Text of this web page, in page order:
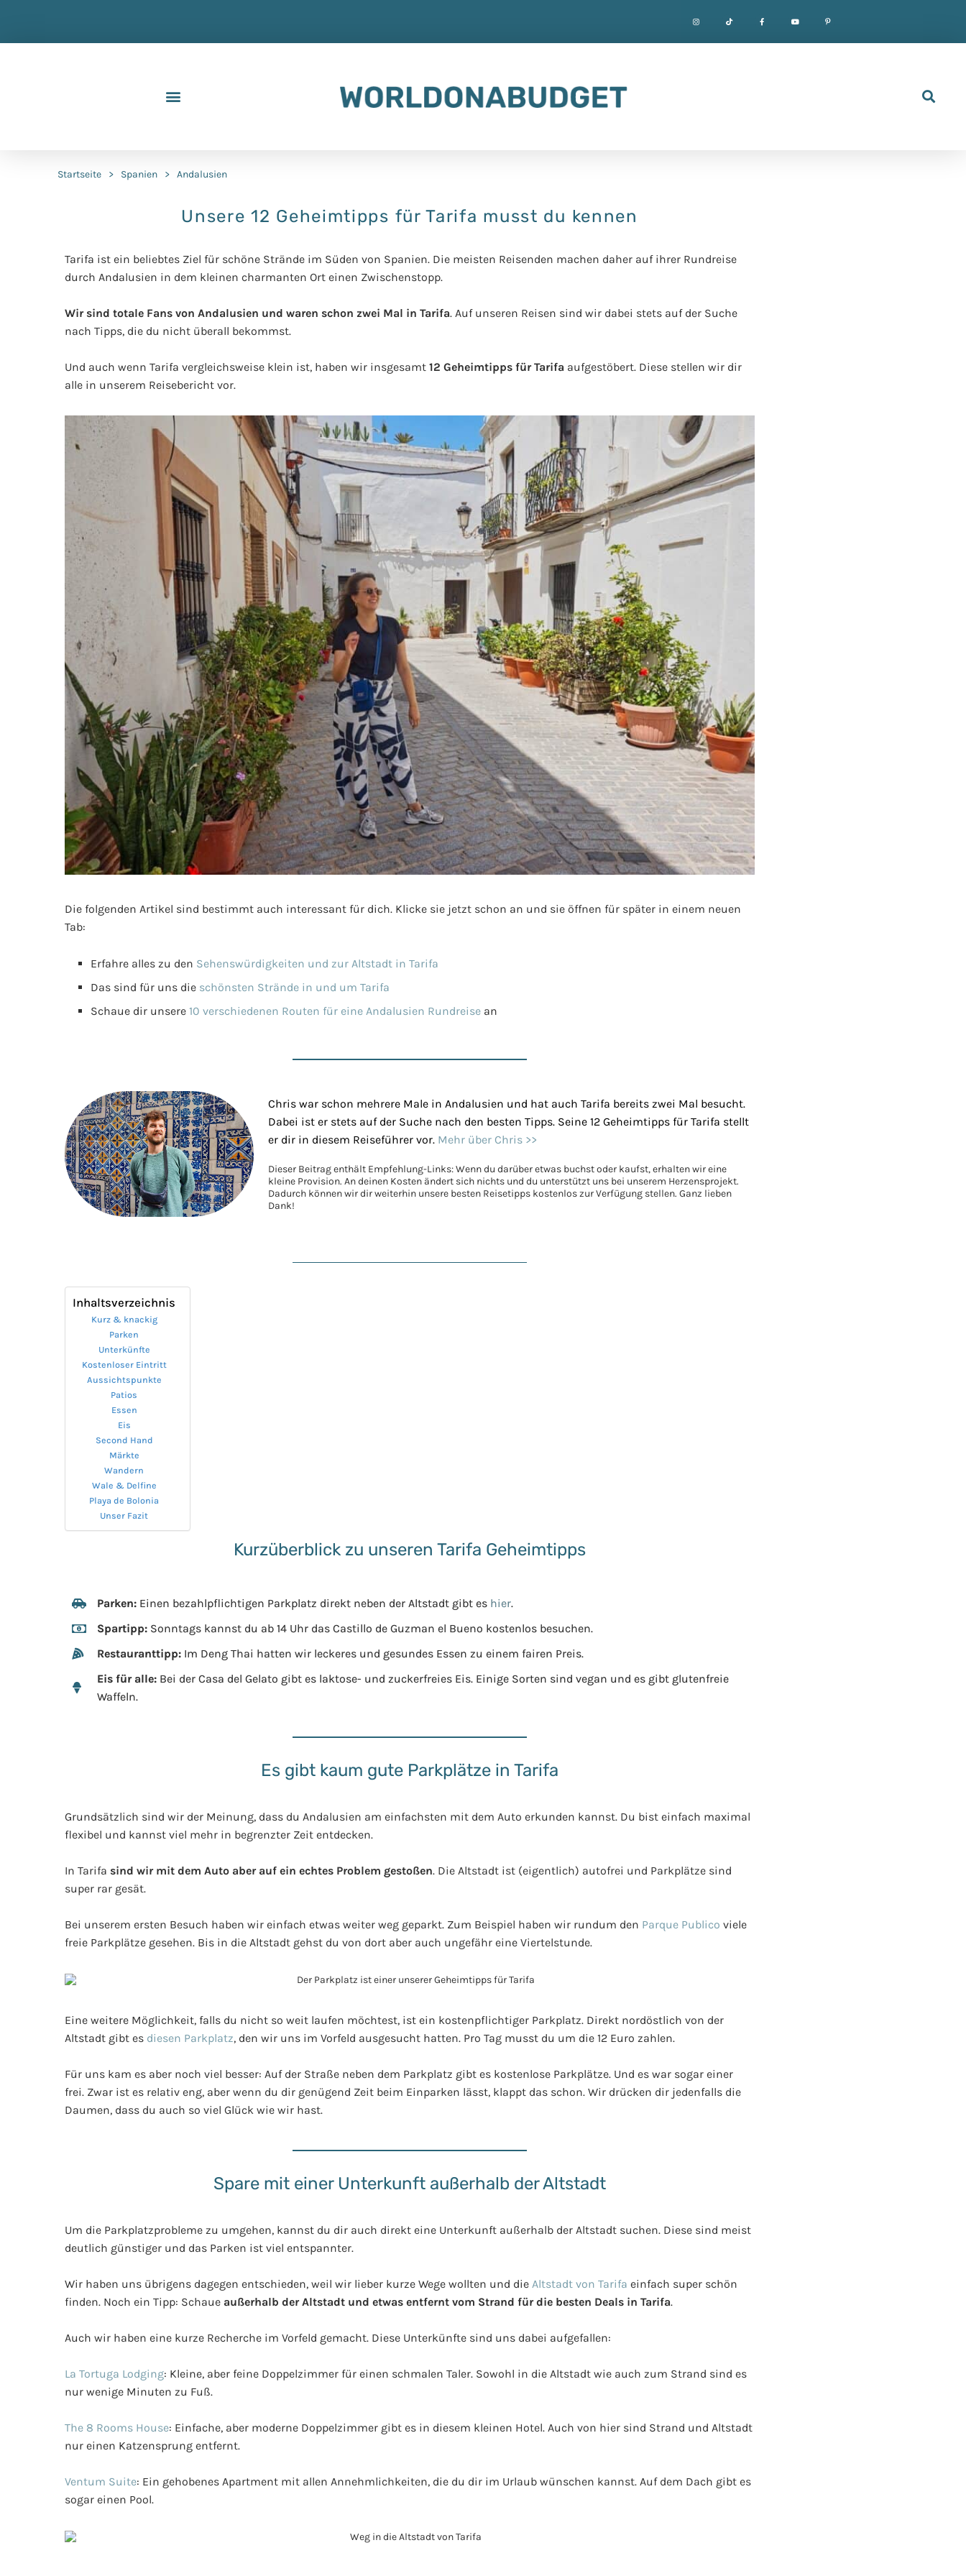
Startseite > Spanien > Andalusien
Unsere 12 Geheimtipps für Tarifa musst du kennen
Tarifa ist ein beliebtes Ziel für schöne Strände im Süden von Spanien. Die meisten Reisenden machen daher auf ihrer Rundreise
durch Andalusien in dem kleinen charmanten Ort einen Zwischenstopp.
Wir sind totale Fans von Andalusien und waren schon zwei Mal in Tarifa. Auf unseren Reisen sind wir dabei stets auf der Suche
nach Tipps, die du nicht überall bekommst.
Und auch wenn Tarifa vergleichsweise klein ist, haben wir insgesamt 12 Geheimtipps für Tarifa aufgestöbert. Diese stellen wir dir
alle in unserem Reisebericht vor.
Die folgenden Artikel sind bestimmt auch interessant für dich. Klicke sie jetzt schon an und sie öffnen für später in einem neuen
Tab:
Erfahre alles zu den Sehenswürdigkeiten und zur Altstadt in Tarifa
Das sind für uns die schönsten Strände in und um Tarifa
Schaue dir unsere 10 verschiedenen Routen für eine Andalusien Rundreise an
Chris war schon mehrere Male in Andalusien und hat auch Tarifa bereits zwei Mal besucht.
Dabei ist er stets auf der Suche nach den besten Tipps. Seine 12 Geheimtipps für Tarifa stellt
er dir in diesem Reiseführer vor. Mehr über Chris >>
Dieser Beitrag enthält Empfehlung-Links: Wenn du darüber etwas buchst oder kaufst, erhalten wir eine
kleine Provision. An deinen Kosten ändert sich nichts und du unterstützt uns bei unserem Herzensprojekt.
Dadurch können wir dir weiterhin unsere besten Reisetipps kostenlos zur Verfügung stellen. Ganz lieben
Dank!
Inhaltsverzeichnis
Kurz & knackig
Parken
Unterkünfte
Kostenloser Eintritt
Aussichtspunkte
Patios
Essen
Eis
Second Hand
Märkte
Wandern
Wale & Delfine
Playa de Bolonia
Unser Fazit
Kurzüberblick zu unseren Tarifa Geheimtipps
Parken: Einen bezahlpflichtigen Parkplatz direkt neben der Altstadt gibt es hier.
Spartipp: Sonntags kannst du ab 14 Uhr das Castillo de Guzman el Bueno kostenlos besuchen.
Restauranttipp: Im Deng Thai hatten wir leckeres und gesundes Essen zu einem fairen Preis.
Eis für alle: Bei der Casa del Gelato gibt es laktose- und zuckerfreies Eis. Einige Sorten sind vegan und es gibt glutenfreie
Waffeln.
Es gibt kaum gute Parkplätze in Tarifa
Grundsätzlich sind wir der Meinung, dass du Andalusien am einfachsten mit dem Auto erkunden kannst. Du bist einfach maximal
flexibel und kannst viel mehr in begrenzter Zeit entdecken.
In Tarifa sind wir mit dem Auto aber auf ein echtes Problem gestoßen. Die Altstadt ist (eigentlich) autofrei und Parkplätze sind
super rar gesät.
Bei unserem ersten Besuch haben wir einfach etwas weiter weg geparkt. Zum Beispiel haben wir rundum den Parque Publico viele
freie Parkplätze gesehen. Bis in die Altstadt gehst du von dort aber auch ungefähr eine Viertelstunde.
Eine weitere Möglichkeit, falls du nicht so weit laufen möchtest, ist ein kostenpflichtiger Parkplatz. Direkt nordöstlich von der
Altstadt gibt es diesen Parkplatz, den wir uns im Vorfeld ausgesucht hatten. Pro Tag musst du um die 12 Euro zahlen.
Für uns kam es aber noch viel besser: Auf der Straße neben dem Parkplatz gibt es kostenlose Parkplätze. Und es war sogar einer
frei. Zwar ist es relativ eng, aber wenn du dir genügend Zeit beim Einparken lässt, klappt das schon. Wir drücken dir jedenfalls die
Daumen, dass du auch so viel Glück wie wir hast.
Spare mit einer Unterkunft außerhalb der Altstadt
Um die Parkplatzprobleme zu umgehen, kannst du dir auch direkt eine Unterkunft außerhalb der Altstadt suchen. Diese sind meist
deutlich günstiger und das Parken ist viel entspannter.
Wir haben uns übrigens dagegen entschieden, weil wir lieber kurze Wege wollten und die Altstadt von Tarifa einfach super schön
finden. Noch ein Tipp: Schaue außerhalb der Altstadt und etwas entfernt vom Strand für die besten Deals in Tarifa.
Auch wir haben eine kurze Recherche im Vorfeld gemacht. Diese Unterkünfte sind uns dabei aufgefallen:
La Tortuga Lodging: Kleine, aber feine Doppelzimmer für einen schmalen Taler. Sowohl in die Altstadt wie auch zum Strand sind es
nur wenige Minuten zu Fuß.
The 8 Rooms House: Einfache, aber moderne Doppelzimmer gibt es in diesem kleinen Hotel. Auch von hier sind Strand und Altstadt
nur einen Katzensprung entfernt.
Ventum Suite: Ein gehobenes Apartment mit allen Annehmlichkeiten, die du dir im Urlaub wünschen kannst. Auf dem Dach gibt es
sogar einen Pool.